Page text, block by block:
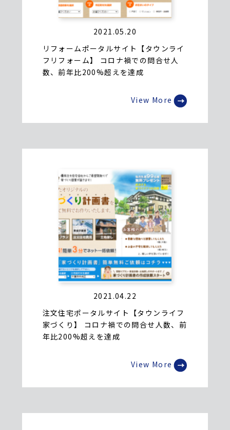
2021.05.20
リフォームポータルサイト【タウンライ
フリフォーム】 コロナ禍での問合せ人
数、前年比200%超えを達成
View More
2021.04.22
注文住宅ポータルサイト【タウンライフ
家づくり】 コロナ禍での問合せ人数、前
年比200%超えを達成
View More